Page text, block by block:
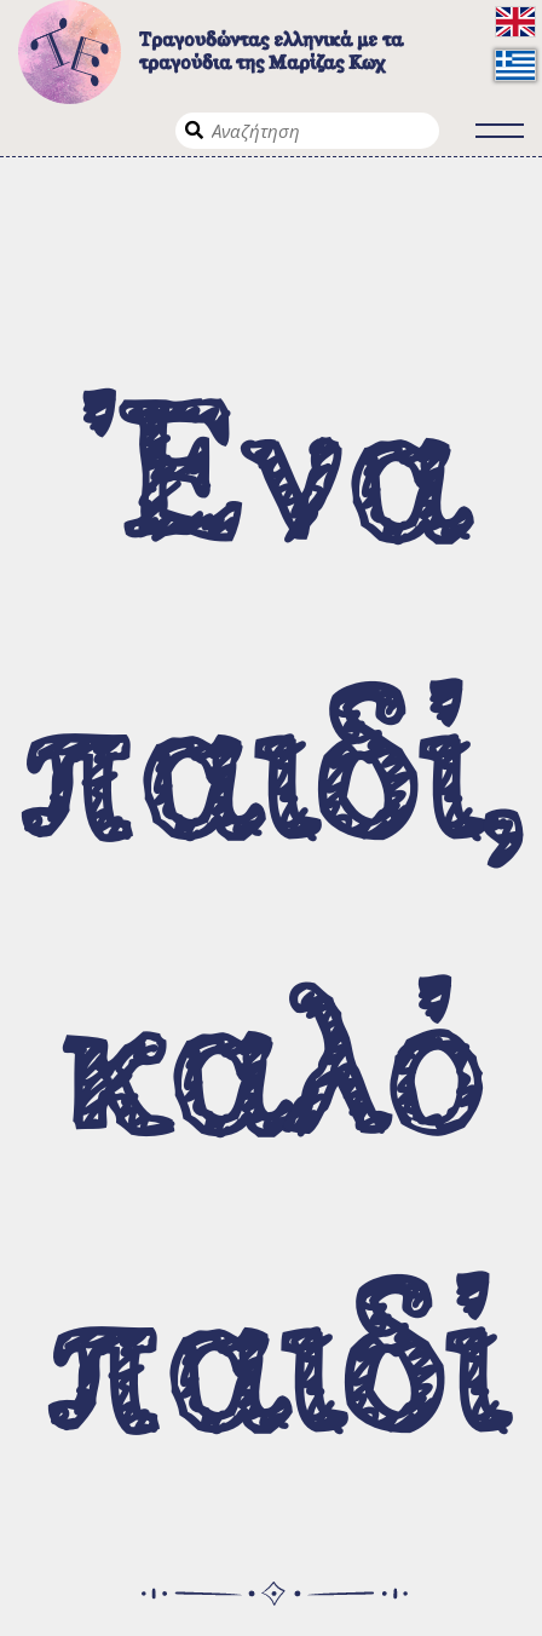
Τραγουδώντας ελληνικά με τα
τραγούδια της Μαρίζας Κωχ
Τρόποι πλοήγησης
Τα τραγούδια
Ηλικιακό επίπεδο
Οπτικοακουστικό υλικό
Μαρίζα Κωχ
Σεμινάρια και σχετικοί
σύνδεσμοι
Ένα
παιδί,
καλό
παιδί